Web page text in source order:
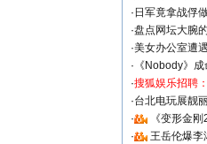
· 日军竟拿战俘
·盘点网坛大腕
·美女办公室遭
· 《Nobody》
·搜狐娱乐招聘
·台北电玩展靓
·
《变形金刚
·
王岳伦爆李